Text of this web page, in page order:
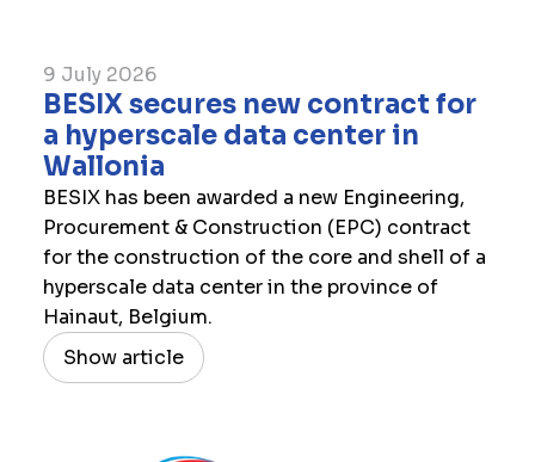
9 July 2026
​BESIX secures new contract for
a hyperscale data center in
Wallonia
BESIX has been awarded a new Engineering,
Procurement & Construction (EPC) contract
for the construction of the core and shell of a
hyperscale data center in the province of
Hainaut, Belgium.
Show article